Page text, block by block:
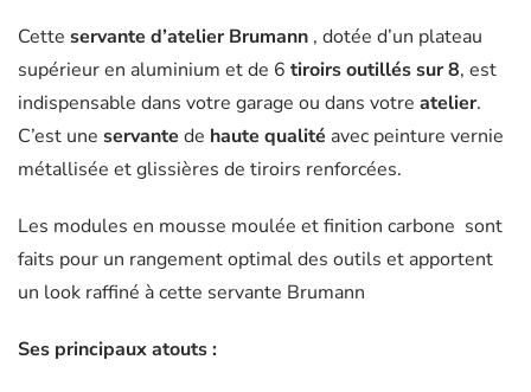
Cette servante d’atelier Brumann , dotée d’un plateau
supérieur en aluminium et de 6 tiroirs outillés sur 8, est
indispensable dans votre garage ou dans votre atelier.
C’est une servante de haute qualité avec peinture vernie
métallisée et glissières de tiroirs renforcées.
Les modules en mousse moulée et finition carbone sont
faits pour un rangement optimal des outils et apportent
un look raffiné à cette servante Brumann
Ses principaux atouts :